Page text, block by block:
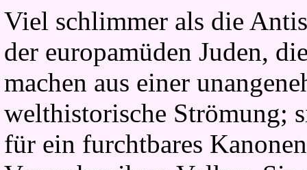
Viel schlimmer als die
der europamüden Juden,
machen aus einer
welthistorische Strömung;
für ein furchtbares